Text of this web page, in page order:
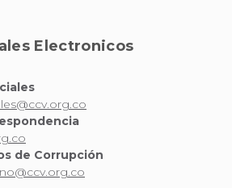
Electronicos
de Corrupción